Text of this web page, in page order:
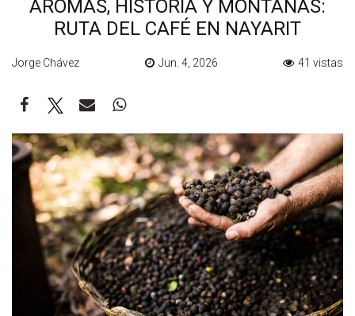
AROMAS, HISTORIA Y MONTAÑAS:
RUTA DEL CAFÉ EN NAYARIT
Jorge Chávez Jun. 4, 2026 41 vistas